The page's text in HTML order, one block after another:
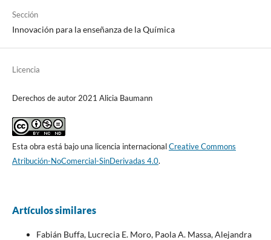
Sección
Innovación para la enseñanza de la Química
Licencia
Derechos de autor 2021 Alicia Baumann
Esta obra está bajo una licencia internacionalCreative Commons
Atribución-NoComercial-SinDerivadas 4.0.
Artículos similares
Fabián Buffa, Lucrecia E. Moro, Paola A. Massa, Alejandra